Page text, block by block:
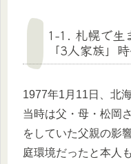
1-1. 札幌で生
「3人家族」
1977年1月11日、北
当時は父・母・松岡
をしていた父親の影
庭環境だったと本人